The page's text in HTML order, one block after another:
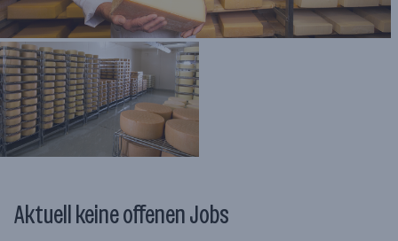
Aktuell keine offenen Jobs